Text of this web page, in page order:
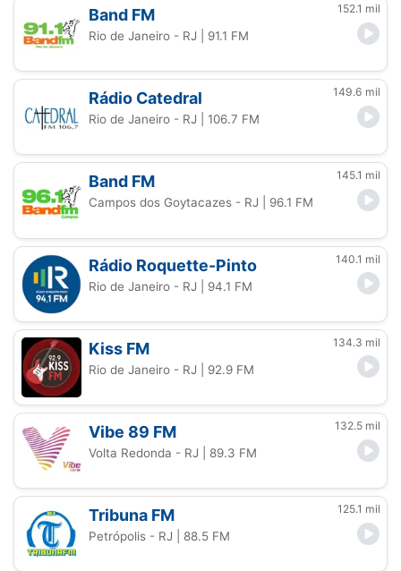
Band FM 152.1 mil
Rio de Janeiro - RJ | 91.1 FM
Rádio Catedral 149.6 mil
Rio de Janeiro - RJ | 106.7 FM
Band FM 145.1 mil
Campos dos Goytacazes - RJ | 96.1 FM
Rádio Roquette-Pinto 140.1 mil
Rio de Janeiro - RJ | 94.1 FM
Kiss FM 134.3 mil
Rio de Janeiro - RJ | 92.9 FM
Vibe 89 FM 132.5 mil
Volta Redonda - RJ | 89.3 FM
Tribuna FM 125.1 mil
Petrópolis - RJ | 88.5 FM